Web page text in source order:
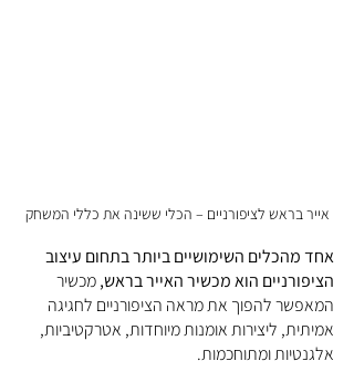
אייר בראש לציפורניים – הכלי ששינה את כללי המשחק
אחד מהכלים השימושיים ביותר בתחום עיצוב
הציפורניים הוא מכשיר האייר בראש, מכשיר
המאפשר להפוך את מראה הציפורניים לחגיגה
אמיתית, ליצירות אומנות מיוחדות, אטרקטיביות,
אלגנטיות ומתוחכמות.